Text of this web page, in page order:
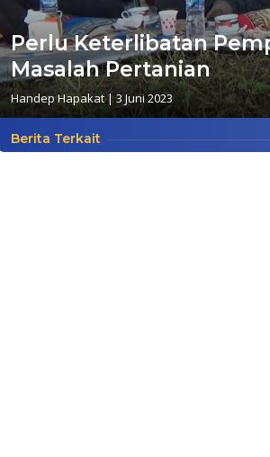
Perlu Keterlibatan
Masalah Pertanian
Handep Hapakat|3 Juni 2023
Berita Terkait